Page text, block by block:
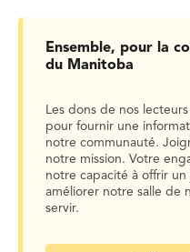
Ensemble, pour la
du Manitoba
Les dons de nos
pour fournir une
notre communauté.
notre mission. Votre
notre capacité à offrir
améliorer notre salle de
servir.